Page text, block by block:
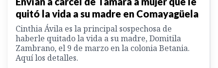
quitó la vida a su madre en Comayagüela
Cinthia Ávila es la principal sospechosa de
haberle quitado la vida a su madre, Domitila
Zambrano, el 9 de marzo en la colonia Betania.
Aquí los detalles.